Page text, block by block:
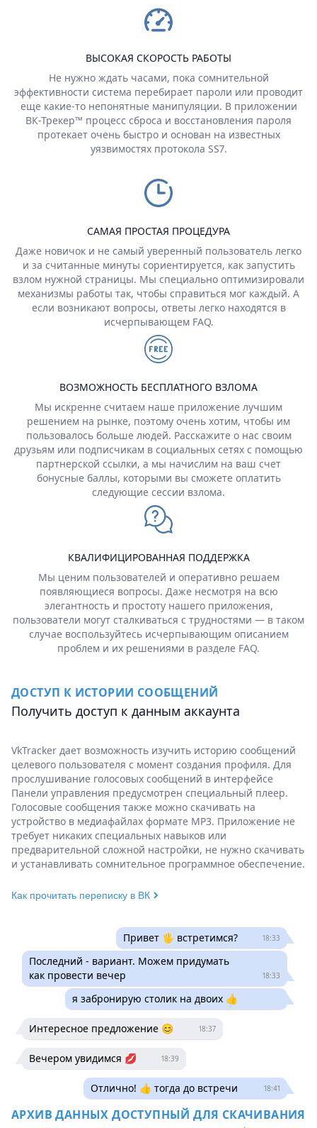
ВЫСОКАЯ СКОРОСТЬ РАБОТЫ
Не нужно ждать часами, пока сомнительной
эффективности система перебирает пароли или проводит
еще какие-то непонятные манипуляции. В приложении
ВК-Трекер™ процесс сброса и восстановления пароля
протекает очень быстро и основан на известных
уязвимостях протокола SS7.
САМАЯ ПРОСТАЯ ПРОЦЕДУРА
Даже новичок и не самый уверенный пользователь легко
и за считанные минуты сориентируется, как запустить
взлом нужной страницы. Мы специально оптимизировали
механизмы работы так, чтобы справиться мог каждый. А
если возникают вопросы, ответы легко находятся в
исчерпывающем FAQ.
ВОЗМОЖНОСТЬ БЕСПЛАТНОГО ВЗЛОМА
Мы искренне считаем наше приложение лучшим
решением на рынке, поэтому очень хотим, чтобы им
пользовалось больше людей. Расскажите о нас своим
друзьям или подписчикам в социальных сетях с помощью
партнерской ссылки, а мы начислим на ваш счет
бонусные баллы, которыми вы сможете оплатить
следующие сессии взлома.
КВАЛИФИЦИРОВАННАЯ ПОДДЕРЖКА
Мы ценим пользователей и оперативно решаем
появляющиеся вопросы. Даже несмотря на всю
элегантность и простоту нашего приложения,
пользователи могут сталкиваться с трудностями — в таком
случае воспользуйтесь исчерпывающим описанием
проблем и их решениями в разделе FAQ.
ДОСТУП К ИСТОРИИ СООБЩЕНИЙ
Получить доступ к данным аккаунта
VkTracker дает возможность изучить историю сообщений
целевого пользователя с момент создания профиля. Для
прослушивание голосовых сообщений в интерфейсе
Панели управления предусмотрен специальный плеер.
Голосовые сообщения также можно скачивать на
устройство в медиафайлах формате MP3. Приложение не
требует никаких специальных навыков или
предварительной сложной настройки, не нужно скачивать
и устанавливать сомнительное программное обеспечение.
Как прочитать переписку в ВК
18:33
Привет 🖐 встретимся?
18:33
Последний - вариант. Можем придумать
как провести вечер
я забронирую столик на двоих 👍
18:37
Интересное предложение 😊
18:39
Вечером увидимся 💋
18:41
Отлично! 👍 тогда до встречи
АРХИВ ДАННЫХ ДОСТУПНЫЙ ДЛЯ СКАЧИВАНИЯ